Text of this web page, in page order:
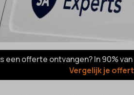
een offerte ontvangen? In 90%
Vergelijk je